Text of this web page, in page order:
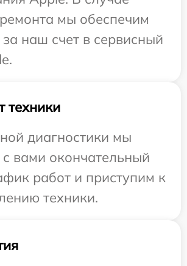
мы обеспечим
наш счет в сервисный
техники
диагностики мы
с вами окончательный
работ и приступим к
техники.